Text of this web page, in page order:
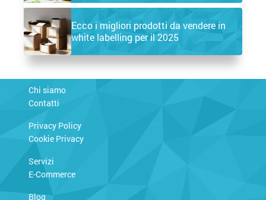
Ecco i migliori prodotti da vendere in
white labelling per il 2025
Chi siamo
Contatti
Privacy Policy
Cookie Privacy
Servizi
E-Commerce
Blog